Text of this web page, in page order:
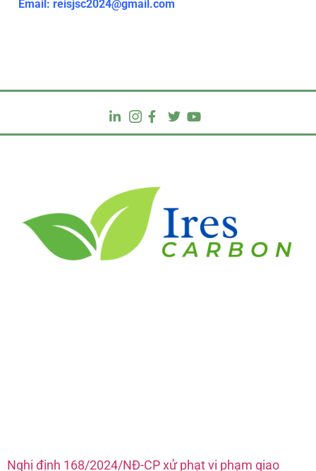
Email: reisjsc2024@gmail.com
Nghị định 168/2024/NĐ-CP xử phạt vi phạm giao